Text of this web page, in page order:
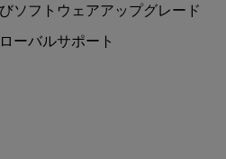
ソフトウェアアップグレード
ーバルサポート